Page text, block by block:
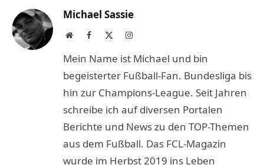
Michael Sassie
WebsiteFacebook Instagram
Mein Name ist Michael und bin
begeisterter Fußball-Fan. Bundesliga bis
hin zur Champions-League. Seit Jahren
schreibe ich auf diversen Portalen
Berichte und News zu den TOP-Themen
aus dem Fußball. Das FCL-Magazin
wurde im Herbst 2019 ins Leben